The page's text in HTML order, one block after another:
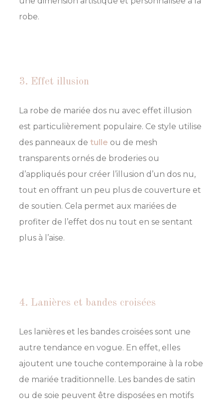
robe.
3. Effet illusion
La robe de mariée dos nu avec effet illusion
est particulièrement populaire. Ce style utilise
des panneaux de tulle ou de mesh
transparents ornés de broderies ou
d’appliqués pour créer l’illusion d’un dos nu,
tout en offrant un peu plus de couverture et
de soutien. Cela permet aux mariées de
profiter de l’effet dos nu tout en se sentant
plus à l’aise.
4. Lanières et bandes croisées
Les lanières et les bandes croisées sont une
autre tendance en vogue. En effet, elles
ajoutent une touche contemporaine à la robe
de mariée traditionnelle. Les bandes de satin
ou de soie peuvent être disposées en motifs